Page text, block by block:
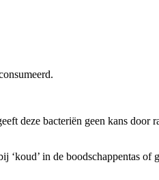
deze bacteriën geen kans door
in de boodschappentas of